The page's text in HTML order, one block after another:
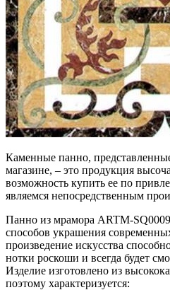
Каменные панно,
магазине, – это продукция
возможность купить ее по
являемся непосредственным
Панно из мрамора ARTM-
способов украшения
произведение искусства
нотки роскоши и всегда будет
Изделие изготовлено из
поэтому характеризуется: